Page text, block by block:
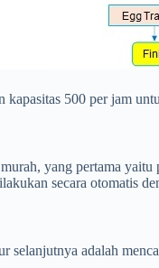
500 per jam
yang pertama
secara otomatis
selanjutnya adalah